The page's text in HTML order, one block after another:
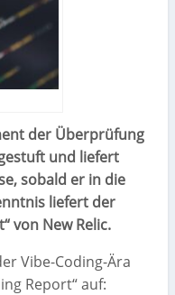
der Überprüfung
und liefert
sobald er in die
liefert der
von New Relic.
Vibe-Coding-Ära
Report“ auf: